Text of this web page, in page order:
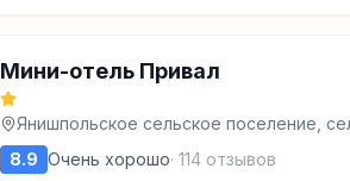
Мини-отель Привал
Янишпольское сельское поселение,
8.9 Очень хорошо· 114 отзывов